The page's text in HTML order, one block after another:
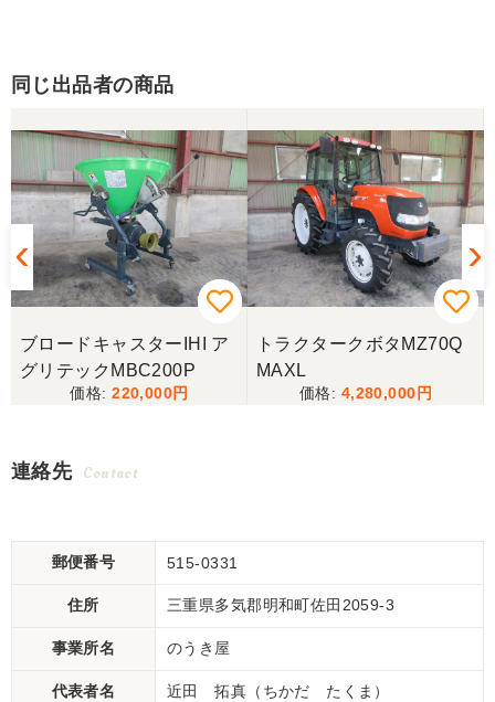
同じ出品者の商品
ブロードキャスターIHI ア
グリテックMBC200P
220,000
トラクタークボタMZ70Q
MAXL
4,280,000
連絡先 Contact
郵便番号 515-0331
住所 三重県多気郡明和町佐田2059-3
事業所名 のうき屋
代表者名 近田 拓真（ちかだ たくま）